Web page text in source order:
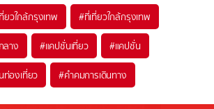
ยวใกล้กรุงเทพ #ที่เที่ยวใกล้กรุงเทพ
ลาง #แคปชั่นเที่ยว #แคปชั่น
องเที่ยว #คำคมการเดินทาง